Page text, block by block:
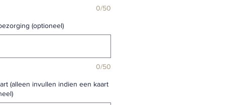
0/50
(optioneel)
0/50
(alleen invullen indien een kaart